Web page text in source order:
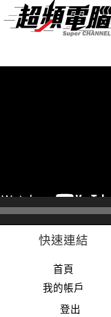
快速連結
首頁
我的帳戶
登出